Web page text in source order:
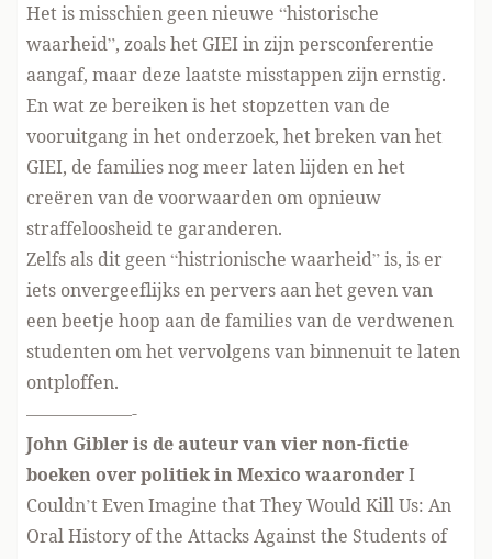
Het is misschien geen nieuwe “historische
waarheid”, zoals het GIEI in zijn persconferentie
aangaf, maar deze laatste misstappen zijn ernstig.
En wat ze bereiken is het stopzetten van de
vooruitgang in het onderzoek, het breken van het
GIEI, de families nog meer laten lijden en het
creëren van de voorwaarden om opnieuw
straffeloosheid te garanderen.
Zelfs als dit geen “histrionische waarheid” is, is er
iets onvergeeflijks en pervers aan het geven van
een beetje hoop aan de families van de verdwenen
studenten om het vervolgens van binnenuit te laten
ontploffen.
——————-
John Gibleris de auteur van vier non-fictie
boeken over politiek in Mexico waaronderI
Couldn’t Even Imagine that They Would Kill Us: An
Oral History of the Attacks Against the Students of